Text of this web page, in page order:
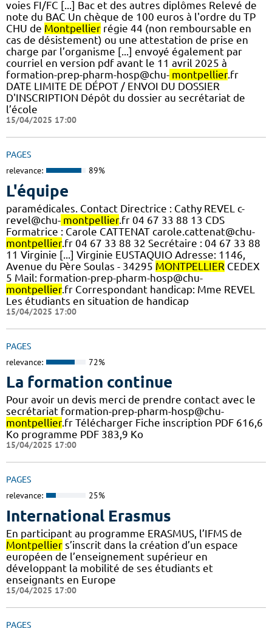
voies FI/FC [...] Bac et des autres diplômes Relevé de
note du BAC Un chèque de 100 euros à l'ordre du TP
CHU de Montpellier régie 44 (non remboursable en
cas de désistement) ou une attestation de prise en
charge par l’organisme [...] envoyé également par
courriel en version pdf avant le 11 avril 2025 à
formation-prep-pharm-hosp@chu- montpellier.fr
DATE LIMITE DE DÉPOT / ENVOI DU DOSSIER
D'INSCRIPTION Dépôt du dossier au secrétariat de
l’école
15/04/2025 17:00
PAGES
relevance: 89%
L'équipe
paramédicales. Contact Directrice : Cathy REVEL c-
revel@chu- montpellier.fr 04 67 33 88 13 CDS
Formatrice : Carole CATTENAT carole.cattenat@chu-
montpellier.fr 04 67 33 88 32 Secrétaire : 04 67 33 88
11 Virginie [...] Virginie EUSTAQUIO Adresse: 1146,
Avenue du Père Soulas - 34295 MONTPELLIER CEDEX
5 Mail: formation-prep-pharm-hosp@chu-
montpellier.fr Correspondant handicap: Mme REVEL
Les étudiants en situation de handicap
15/04/2025 17:00
PAGES
relevance: 72%
La formation continue
Pour avoir un devis merci de prendre contact avec le
secrétariat formation-prep-pharm-hosp@chu-
montpellier.fr Télécharger Fiche inscription PDF 616,6
Ko programme PDF 383,9 Ko
15/04/2025 17:00
PAGES
relevance: 25%
International Erasmus
En participant au programme ERASMUS, l’IFMS de
Montpellier s’inscrit dans la création d’un espace
européen de l’enseignement supérieur en
développant la mobilité de ses étudiants et
enseignants en Europe
15/04/2025 17:00
PAGES